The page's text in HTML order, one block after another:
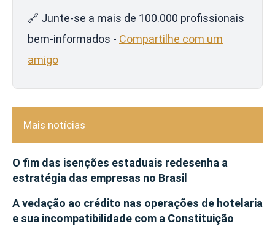
🔗 Junte-se a mais de 100.000 profissionais
bem-informados - Compartilhe com um
amigo
Mais notícias
O fim das isenções estaduais redesenha a
estratégia das empresas no Brasil
A vedação ao crédito nas operações de hotelaria
e sua incompatibilidade com a Constituição